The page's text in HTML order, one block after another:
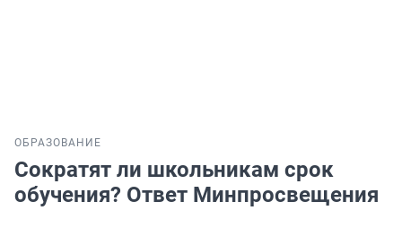
ОБРАЗОВАНИЕ
Сократят ли школьникам срок
обучения? Ответ Минпросвещения